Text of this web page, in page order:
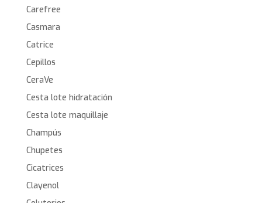
Carefree
Casmara
Catrice
Cepillos
CeraVe
Cesta lote hidratación
Cesta lote maquillaje
Champús
Chupetes
Cicatrices
Clayenol